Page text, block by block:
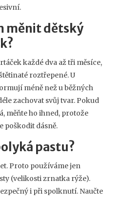
měnit dětský
každé dva až tři měsíce,
roztřepené. U
méně než u běžných
zachovat svůj tvar. Pokud
měňte ho ihned, protože
poškodit dásně.
pastu?
Proto používáme jen
(velikosti zrnatka rýže).
i při spolknutí. Naučte